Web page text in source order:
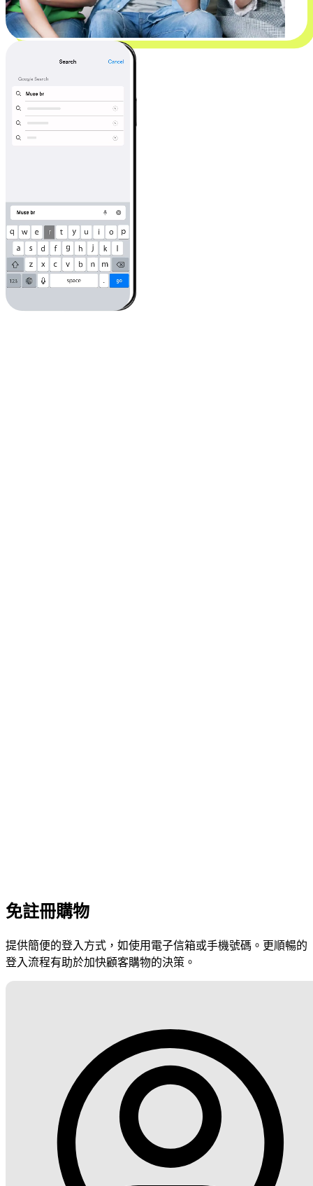
免註冊購物
提供簡便的登入方式，如使用電子信箱或手機號碼。更順暢的
登入流程有助於加快顧客購物的決策。